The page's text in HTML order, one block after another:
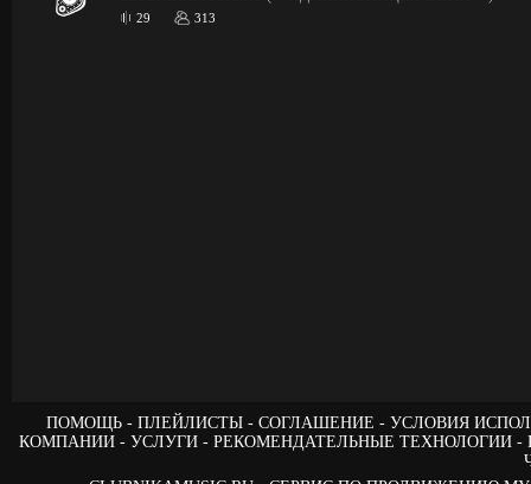
29 313
ПОМОЩЬ ПЛЕЙЛИСТЫ СОГЛАШЕНИЕ
УСЛОВИЯ
КОМПАНИИ
УСЛУГИ РЕКОМЕНДАТЕЛЬНЫЕ ТЕХНОЛОГИИ